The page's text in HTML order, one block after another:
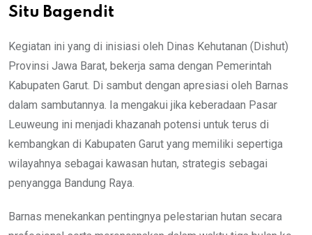
Situ Bagendit
Kegiatan ini yang di inisiasi oleh Dinas Kehutanan (Dishut)
Provinsi Jawa Barat, bekerja sama dengan Pemerintah
Kabupaten Garut. Di sambut dengan apresiasi oleh Barnas
dalam sambutannya. Ia mengakui jika keberadaan Pasar
Leuweung ini menjadi khazanah potensi untuk terus di
kembangkan di Kabupaten Garut yang memiliki sepertiga
wilayahnya sebagai kawasan hutan, strategis sebagai
penyangga Bandung Raya.
Barnas menekankan pentingnya pelestarian hutan secara